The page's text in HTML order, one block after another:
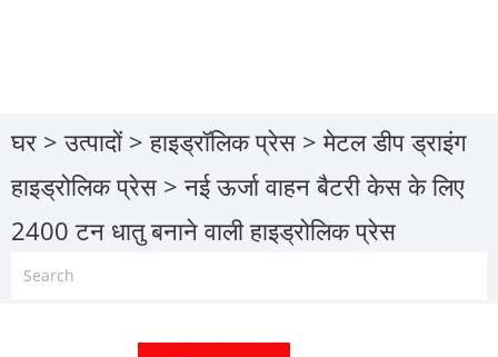
घर > उत्पादों>हाइड्रॉलिक प्रेस >मेटल डीप ड्राइंग
हाइड्रोलिक प्रेस > नई ऊर्जा वाहन बैटरी केस के लिए
2400 टन धातु बनाने वाली हाइड्रोलिक प्रेस